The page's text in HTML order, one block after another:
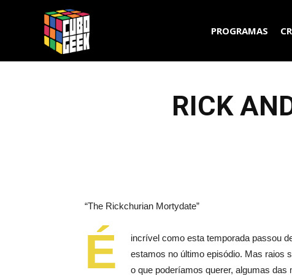
PROGRAMAS
RICK
“The Rickchurian Mortydate”
É
incrível como esta temporada passou
estamos no último episódio. Mas raios
o que poderíamos querer, algumas